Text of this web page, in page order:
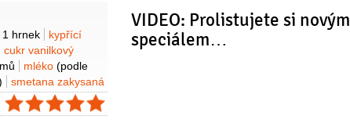
1 hrnek
kypřící
cukr vanilkový
mléko (podle
smetana zakysaná
Kromě toho: tuk(na
VIDEO: Prolistujete si novým
speciálem…